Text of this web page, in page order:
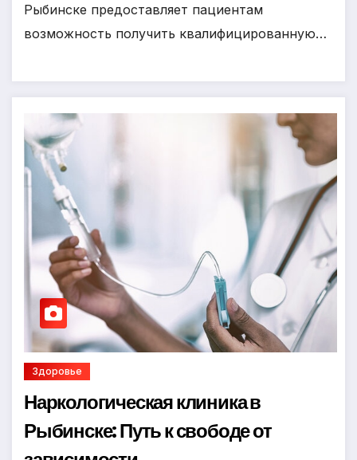
Рыбинске предоставляет пациентам
возможность получить квалифицированную…
Здоровье
Наркологическая клиника в
Рыбинске: Путь к свободе от